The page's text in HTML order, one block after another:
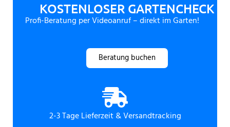
KOSTENLOSER GARTENCHECK
Profi-Beratung per Videoanruf – direkt im Garten!
Beratung buchen
2-3 Tage Lieferzeit & Versandtracking